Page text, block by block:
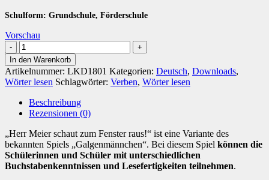
Schulform: Grundschule, Förderschule
Vorschau
Herr
Meier-
Verben
[Digital]
Menge
In den Warenkorb
Artikelnummer: LKD1801 Kategorien: Deutsch, Downloads,
Wörter lesen Schlagwörter: Verben, Wörter lesen
Beschreibung
Rezensionen (0)
„Herr Meier schaut zum Fenster raus!“ ist eine Variante des
bekannten Spiels „Galgenmännchen“. Bei diesem Spiel können die
Schülerinnen und Schüler mit unterschiedlichen
Buchstabenkenntnissen und Lesefertigkeiten teilnehmen.